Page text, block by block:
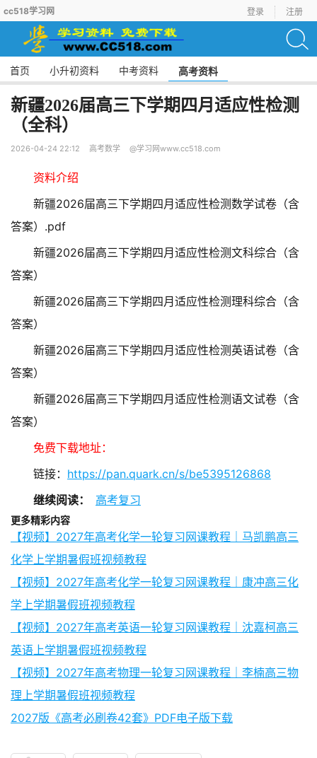
cc518学习网 登录 注册
首页 小升初资料 中考资料 高考资料
新疆2026届高三下学期四月适应性检测
（全科）
2026-04-24 22:12 高考数学 @学习网www.cc518.com
资料介绍
新疆2026届高三下学期四月适应性检测数学试卷（含
答案）.pdf
新疆2026届高三下学期四月适应性检测文科综合（含
答案）
新疆2026届高三下学期四月适应性检测理科综合（含
答案）
新疆2026届高三下学期四月适应性检测英语试卷（含
答案）
新疆2026届高三下学期四月适应性检测语文试卷（含
答案）
免费下载地址：
链接： https://pan.quark.cn/s/be5395126868
继续阅读：
高考复习
更多精彩内容
【视频】2027年高考化学一轮复习网课教程｜马凯鹏高三
化学上学期暑假班视频教程
【视频】2027年高考化学一轮复习网课教程｜康冲高三化
学上学期暑假班视频教程
【视频】2027年高考英语一轮复习网课教程｜沈嘉柯高三
英语上学期暑假班视频教程
【视频】2027年高考物理一轮复习网课教程｜李楠高三物
理上学期暑假班视频教程
2027版《高考必刷卷42套》PDF电子版下载